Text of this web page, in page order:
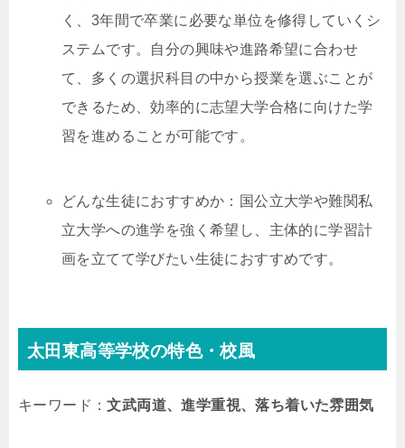
く、3年間で卒業に必要な単位を修得していくシ
ステムです。自分の興味や進路希望に合わせ
て、多くの選択科目の中から授業を選ぶことが
できるため、効率的に志望大学合格に向けた学
習を進めることが可能です。
どんな生徒におすすめか：国公立大学や難関私
立大学への進学を強く希望し、主体的に学習計
画を立てて学びたい生徒におすすめです。
太田東高等学校の特色・校風
キーワード：文武両道、進学重視、落ち着いた雰囲気